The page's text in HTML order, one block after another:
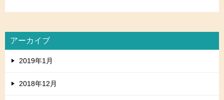
アーカイブ
2019年1月
2018年12月